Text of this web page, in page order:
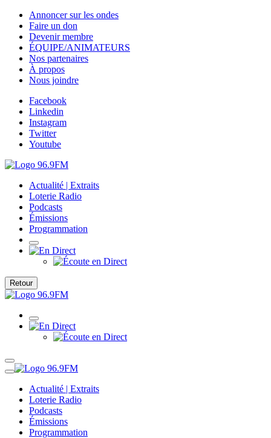
Annoncer sur les ondes
Faire un don
Devenir membre
ÉQUIPE/ANIMATEURS
Nos partenaires
À propos
Nous joindre
Facebook
Linkedin
Instagram
Twitter
Youtube
Actualité | Extraits
Loterie Radio
Podcasts
Émissions
Programmation
Retour
Actualité | Extraits
Loterie Radio
Podcasts
Émissions
Programmation